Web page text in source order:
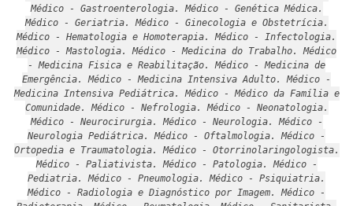
Médico - Gastroenterologia. Médico - Genética Médica.
Médico - Geriatria. Médico - Ginecologia e Obstetrícia.
Médico - Hematologia e Homoterapia. Médico - Infectologia.
Médico - Mastologia. Médico - Medicina do Trabalho. Médico
- Medicina Fisica e Reabilitação. Médico - Medicina de
Emergência. Médico - Medicina Intensiva Adulto. Médico -
Medicina Intensiva Pediátrica. Médico - Médico da Família e
Comunidade. Médico - Nefrologia. Médico - Neonatologia.
Médico - Neurocirurgia. Médico - Neurologia. Médico -
Neurologia Pediátrica. Médico - Oftalmologia. Médico -
Ortopedia e Traumatologia. Médico - Otorrinolaringologista.
Médico - Paliativista. Médico - Patologia. Médico -
Pediatria. Médico - Pneumologia. Médico - Psiquiatria.
Médico - Radiologia e Diagnóstico por Imagem. Médico -